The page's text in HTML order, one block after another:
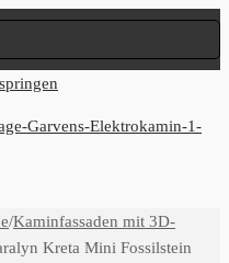
/Kaminfassaden mit 3D-
Kreta Mini Fossilstein